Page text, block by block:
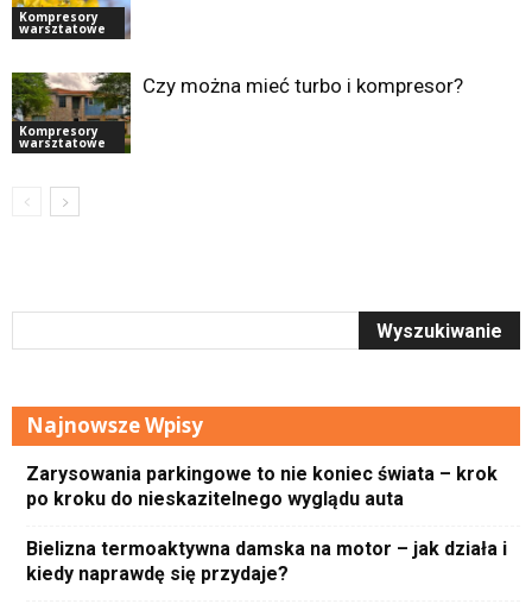
Kompresory
warsztatowe
Kompresory
warsztatowe
Czy można mieć turbo i kompresor?
Najnowsze Wpisy
Zarysowania parkingowe to nie koniec świata – krok
po kroku do nieskazitelnego wyglądu auta
Bielizna termoaktywna damska na motor – jak działa i
kiedy naprawdę się przydaje?